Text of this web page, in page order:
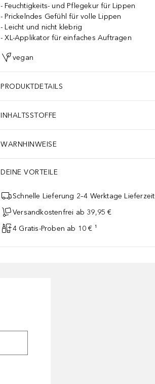
Feuchtigkeits- und Pflegekur für Lippen
Prickelndes Gefühl für volle Lippen
Leicht und nicht klebrig
XL-Applikator für einfaches Auftragen
vegan
PRODUKTDETAILS
INHALTSSTOFFE
WARNHINWEISE
DEINE VORTEILE
Schnelle Lieferung 2–4 Werktage Lieferzeit
Versandkostenfrei ab 39,95 €
4 Gratis-Proben ab 10 € ¹